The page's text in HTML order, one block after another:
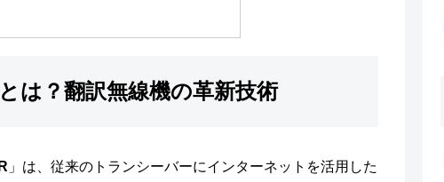
は？翻訳無線機の革新技術
」は、従来のトランシーバーにインターネットを活用した